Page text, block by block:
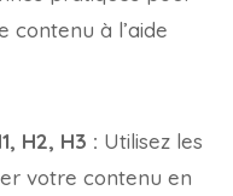
à l’aide
H2, H3 : Utilisez les
votre contenu en